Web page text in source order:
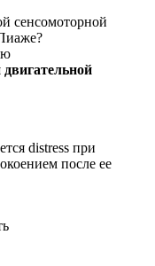
сенсомоторной
distress при
после ее